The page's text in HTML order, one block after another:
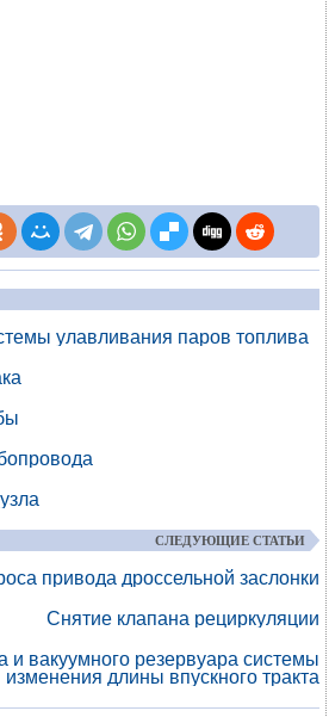
улавливания паров топлива
СЛЕДУЮЩИЕ СТАТЬИ
привода дроссельной заслонки
Снятие клапана рециркуляции
и вакуумного резервуара системы
изменения длины впускного тракта